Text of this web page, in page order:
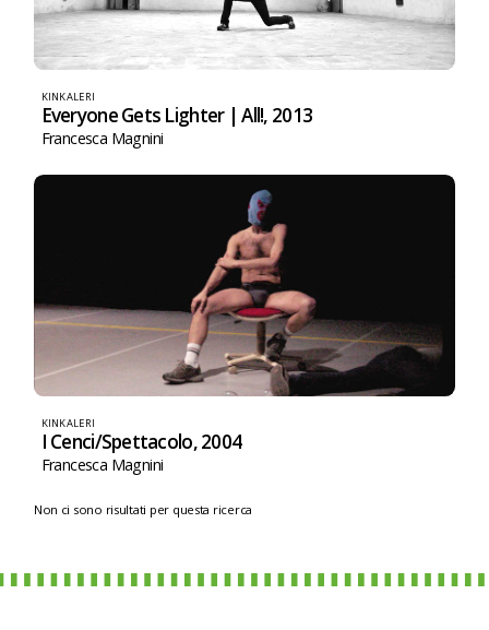
KINKALERI
Everyone Gets Lighter | All!, 2013
Francesca Magnini
KINKALERI
I Cenci/Spettacolo, 2004
Francesca Magnini
Non ci sono risultati per questa ricerca